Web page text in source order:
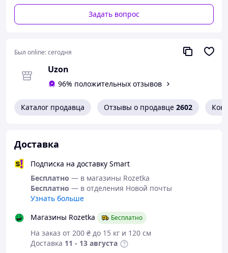
Задать вопрос
Был online:сегодня
Uzon
96% положительных отзывов
Каталог продавца Отзывы о продавце 2602
Доставка
Подписка на доставку Smart
Бесплатно — в магазины Rozetka
Бесплатно — в отделения Новой почты
Узнать больше
Магазины Rozetka
Бесплатно
На заказ от 200 ₴ до 15 кг и 120 см
Доставка 11 - 13 августа